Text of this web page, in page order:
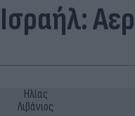
Ισραήλ:
Ηλίας
Λιβάνιος